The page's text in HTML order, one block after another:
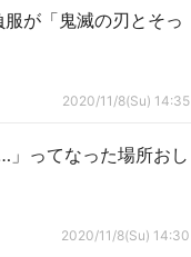
が「鬼滅の刃とそっ
2020/11/8(Su) 14:35
」ってなった場所おし
2020/11/8(Su) 14:30